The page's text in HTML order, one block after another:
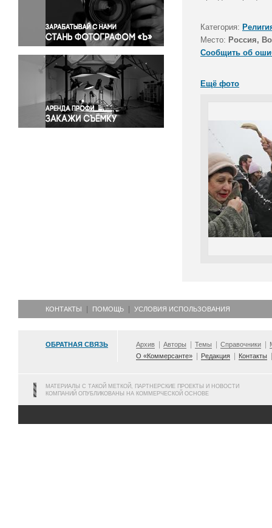
Правосудие
Происшествия и конфликты
Религия
Светская жизнь
Спорт
Экология
Экономика и бизнес
Категория:
Место: Россия,
Сообщить об
Ещё фото
КОНТАКТЫ ПОМОЩЬ УСЛОВИЯ ИСПОЛЬЗОВАНИЯ
ОБРАТНАЯ СВЯЗЬ Архив Авторы Темы Справочники
О «Коммерсанте»
Редакция Контакты
МАТЕРИАЛЫ С ТАКОЙ МЕТКОЙ, ПАРТНЕРСКИЕ ПРОЕКТЫ И НОВОСТИ
КОМПАНИЙ ОПУБЛИКОВАНЫ НА КОММЕРЧЕСКОЙ ОСНОВЕ